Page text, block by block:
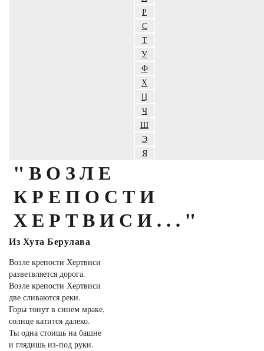
Р
С
Т
У
Ф
Х
Ц
Ч
Ш
Э
Я
"ВОЗЛЕ
КРЕПОСТИ
ХЕРТВИСИ..."
Из Хута Берулава
Возле крепости Хертвиси
разветвляется дорога.
Возле крепости Хертвиси
две сливаются реки.
Горы тонут в синем мраке,
солнце катится далеко.
Ты одна стоишь на башне
и глядишь из-под руки.